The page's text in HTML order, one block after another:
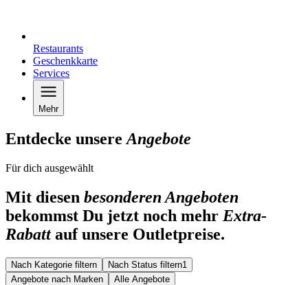
Restaurants
Geschenkkarte
Services
Mehr
Entdecke unsereAngebote
Für dich ausgewählt
Mit diesen besonderen Angeboten
bekommst Du jetzt noch mehr Extra-
Rabattauf unsere Outletpreise.
Nach Kategorie filtern Nach Status filtern1
Angebote nach Marken
Alle Angebote